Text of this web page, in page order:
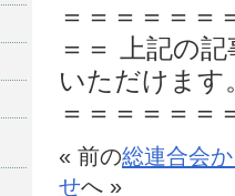
＝＝＝＝＝＝
＝＝ 上記の
いただけます
＝＝＝＝＝＝
« 前の総連合会
せへ »